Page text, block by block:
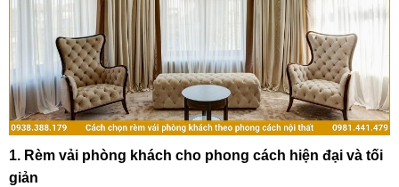
1. Rèm vải phòng khách cho phong cách hiện đại và tối
giản